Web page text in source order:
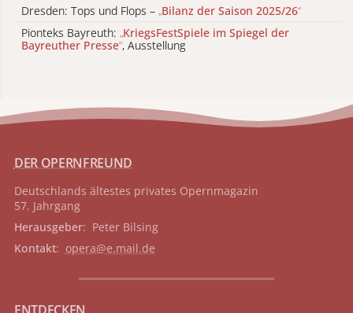
Dresden: Tops und Flops – „Bilanz der Saison 2025/26“
Pionteks Bayreuth: „KriegsFestSpiele im Spiegel der
Bayreuther Presse“, Ausstellung
DER OPERNFREUND
Deutschlands ältestes privates Opernmagazin
57. Jahrgang
Herausgeber: Peter Bilsing
Kontakt: opera@e.mail.de